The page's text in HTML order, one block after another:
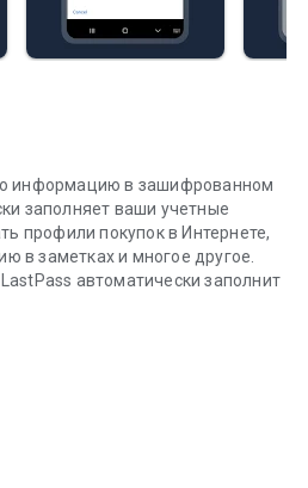
информацию в зашифрованном
заполняет ваши учетные
профили покупок в Интернете,
в заметках и многое другое.
автоматически заполнит
записей в зашифрованном